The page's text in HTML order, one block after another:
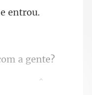
que você